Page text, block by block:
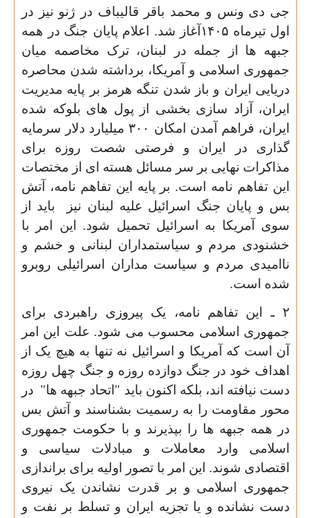
جی دی ونس و محمد باقر قالیباف در ژنو نیز در
اول تیرماه ۱۴۰۵آغاز شد. اعلام پایان جنگ در همه
جبهه ها از جمله در لبنان، ترک مخاصمه میان
جمهوری اسلامی و آمریکا، برداشته شدن محاصره
دریایی ایران و باز شدن تنگه هرمز بر پایه مدیریت
ایران، آزاد سازی بخشی از پول های بلوکه شده
ایران، فراهم آمدن امکان ۳۰۰ میلیارد دلار سرمایه
گذاری در ایران و فرصتی شصت روزه برای
مذاکرات نهایی بر سر مسائل هسته ای از مختصات
این تفاهم نامه است. بر پایه این تفاهم نامه، آتش
بس و پایان جنگ اسرائیل علیه لبنان نیز باید از
سوی آمریکا به اسرائیل تحمیل شود. این امر با
خشنودی مردم و سیاستمداران لبنانی و خشم و
ناامیدی مردم و سیاست مداران اسرائیلی روبرو
شده است.
۲ ـ این تفاهم نامه، یک پیروزی راهبردی برای
جمهوری اسلامی محسوب می شود. علت این امر
آن است که آمریکا و اسرائیل نه تنها به هیچ یک از
اهداف خود در جنگ دوازده روزه و جنگ چهل روزه
دست نیافته اند، بلکه اکنون باید "اتحاد جبهه ها" در
محور مقاومت را به رسمیت بشناسند و آتش بس
در همه جبهه ها را بپذیرند و با حکومت جمهوری
اسلامی وارد معاملات و مبادلات سیاسی و
اقتصادی شوند. این امر با تصور اولیه برای براندازی
جمهوری اسلامی و بر قدرت نشاندن یک نیروی
دست نشانده و یا تجزیه ایران و تسلط بر نفت و